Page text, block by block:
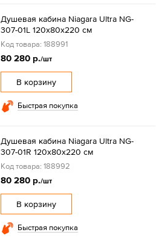
Душевая кабина Niagara Ultra NG-
307-01L 120х80х220 см
Код товара: 188991
80 280 р./шт
В корзину
Быстрая покупка
Душевая кабина Niagara Ultra NG-
307-01R 120х80х220 см
Код товара: 188992
80 280 р./шт
В корзину
Быстрая покупка